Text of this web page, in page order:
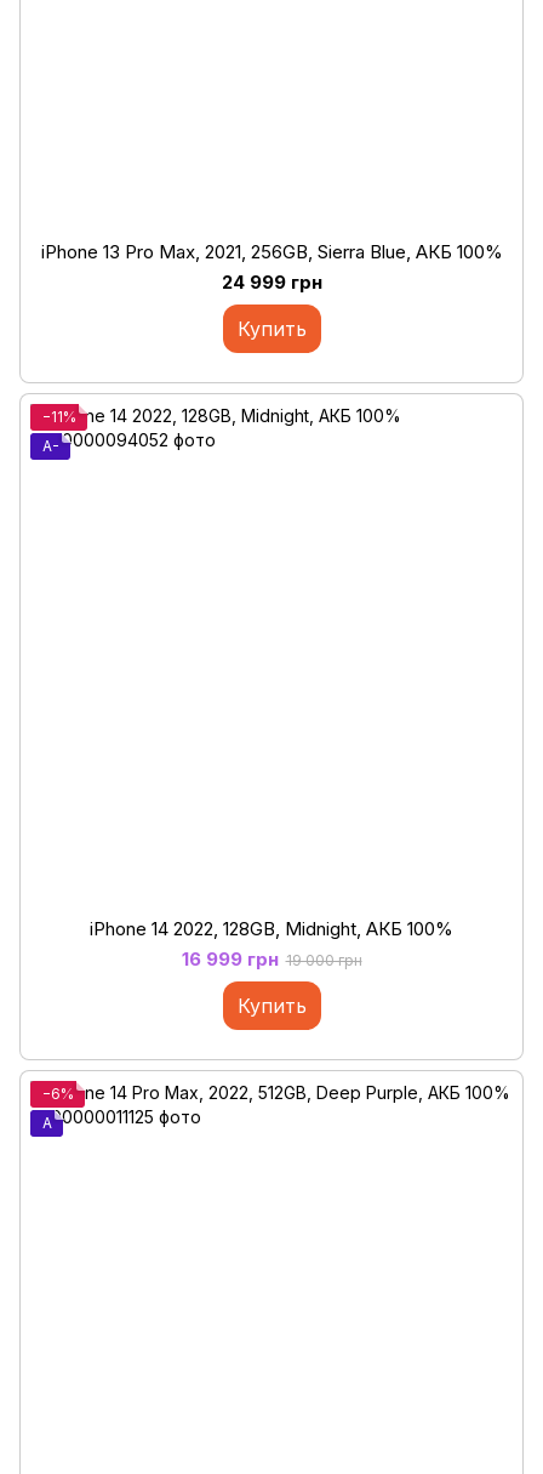
iPhone 13 Pro Max, 2021, 256GB, Sierra Blue, АКБ 100%
24 999 грн
Купить
−11%
A-
iPhone 14 2022, 128GB, Midnight, АКБ 100%
16 999 грн 19 000 грн
Купить
−6%
A